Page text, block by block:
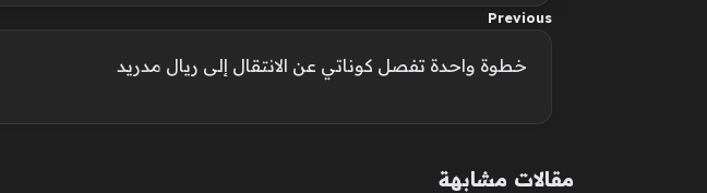
Previous
خطوة واحدة تفصل كوناتي عن الانتقال إلى ريال مدريد
مقالات مشابهة